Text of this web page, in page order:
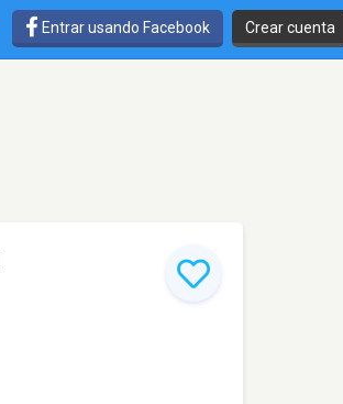
Entrar usando Facebook Crear cuenta